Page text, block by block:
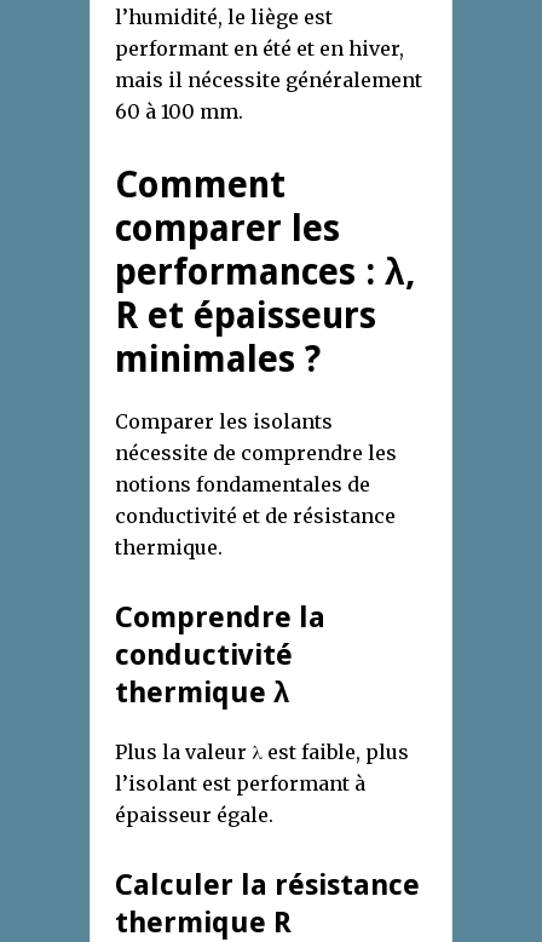
l’humidité, le liège est
performant en été et en hiver,
mais il nécessite généralement
60 à 100 mm.
Comment
comparer les
performances : λ,
R et épaisseurs
minimales ?
Comparer les isolants
nécessite de comprendre les
notions fondamentales de
conductivité et de résistance
thermique.
Comprendre la
conductivité
thermique λ
Plus la valeur λ est faible, plus
l’isolant est performant à
épaisseur égale.
Calculer la résistance
thermique R